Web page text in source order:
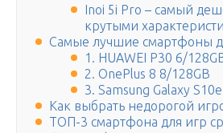
Inoi 5i Pro – самый
крутыми
Самые лучшие смартфоны
1. HUAWEI P30 6/
2. OnePlus 8 8/128GB
3. Samsung Galaxy
Как выбрать недорогой
ТОП-3 смартфона для игр